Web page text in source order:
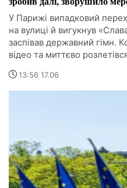
У Парижі випадковий
на вулиці й вигукнув
заспівав державний гімн.
відео та миттєво
13:56 17.06